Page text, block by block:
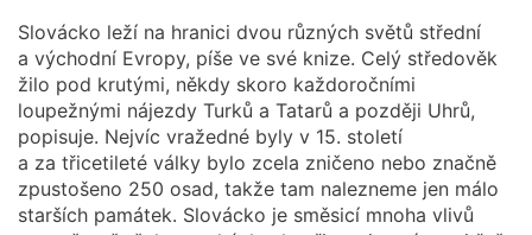
Slovácko leží na hranici dvou různých světů střední
a východní Evropy, píše ve své knize. Celý středověk
žilo pod krutými, někdy skoro každoročními
loupežnými nájezdy Turků a Tatarů a později Uhrů,
popisuje. Nejvíc vražedné byly v 15. století
a za třicetileté války bylo zcela zničeno nebo značně
zpustošeno 250 osad, takže tam nalezneme jen málo
starších památek. Slovácko je směsicí mnoha vlivů